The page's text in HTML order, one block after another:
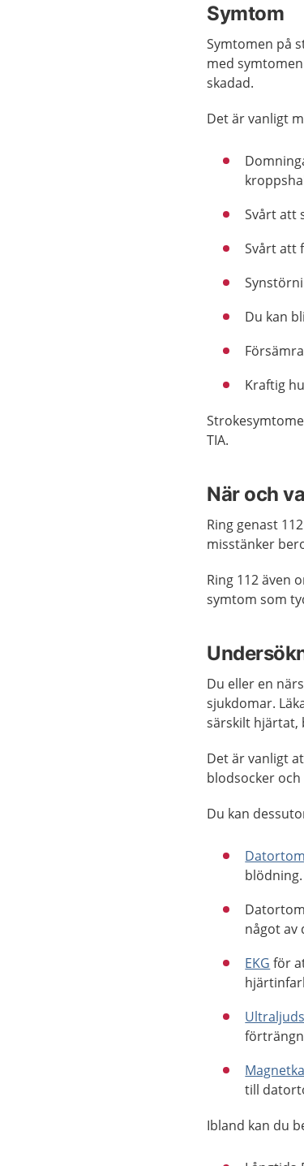
Symtom
Symtomen på
med
skadad.
Det är vanligt
Svårt att
Svårt att
Du kan
Kraftig
TIA.
När och
Ring genast
misstänker
Ring 112 även
symtom som
Du eller en
sjukdomar.
särskilt hjärtat,
Det är vanligt
blodsocker
Du kan
något av
EKG för
till
Ibland kan du